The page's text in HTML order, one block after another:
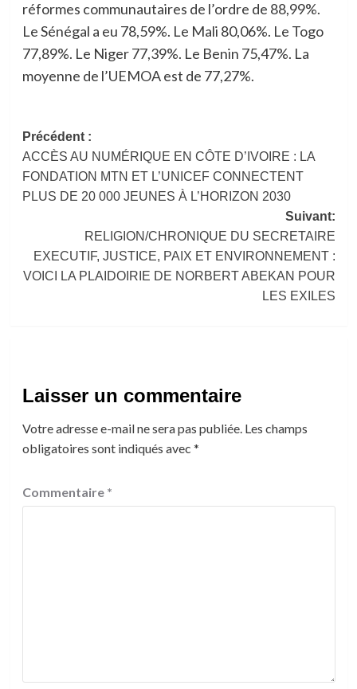
réformes communautaires de l’ordre de 88,99%.
Le Sénégal a eu 78,59%. Le Mali 80,06%. Le Togo
77,89%. Le Niger 77,39%. Le Benin 75,47%. La
moyenne de l’UEMOA est de 77,27%.
Navigation
d’article
Précédent :
ACCÈS AU NUMÉRIQUE EN CÔTE D’IVOIRE : LA
FONDATION MTN ET L’UNICEF CONNECTENT
PLUS DE 20 000 JEUNES À L’HORIZON 2030
Suivant:
RELIGION/CHRONIQUE DU SECRETAIRE
EXECUTIF, JUSTICE, PAIX ET ENVIRONNEMENT :
VOICI LA PLAIDOIRIE DE NORBERT ABEKAN POUR
LES EXILES
Laisser un commentaire
Votre adresse e-mail ne sera pas publiée. Les champs
obligatoires sont indiqués avec *
Commentaire *